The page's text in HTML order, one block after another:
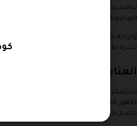
تنافسية ، وهنا يتم توفير منتجات
العضوية بأطعمة مختلفة والتي يقوم
ولراحة طفلك أيضاً ونظافته أتاح
بشرة طفلك ويتوفر أيضاً الأدوات الخاصة
العناية بالعين
ستتمكنين من اقتناء المنتجات الخاصة
ظهور التجاعيد وسيروم الكافين المانع
خصم يصل إلى 27% الذي يعمل على تكثيف الرموش من رابيد بلاش.
كود